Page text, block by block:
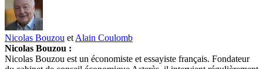
Nicolas Bouzou etAlain Coulomb
Nicolas Bouzou :
Nicolas Bouzou est un économiste et essayiste français. Fondateur